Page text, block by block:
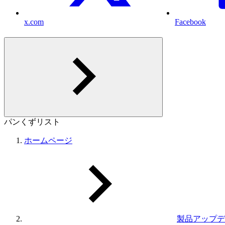
x.com Facebook
パンくずリスト
ホームページ
製品アップ